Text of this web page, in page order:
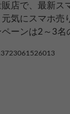
店で、最新ス
元気にスマホ売
ペーンは2～3名